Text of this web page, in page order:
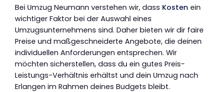
Bei Umzug Neumann verstehen wir, dass Kosten ein
wichtiger Faktor bei der Auswahl eines
Umzugsunternehmens sind. Daher bieten wir dir faire
Preise und maßgeschneiderte Angebote, die deinen
individuellen Anforderungen entsprechen. Wir
möchten sicherstellen, dass du ein gutes Preis-
Leistungs-Verhältnis erhältst und dein Umzug nach
Erlangen im Rahmen deines Budgets bleibt.